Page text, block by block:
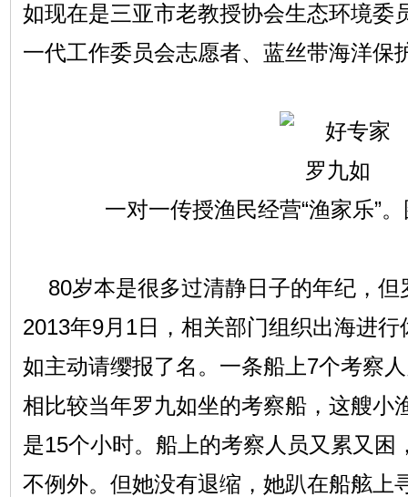
如现在是三亚市老教授协会生态环境委
一代工作委员会志愿者、蓝丝带海洋保
一对一传授渔民经营“渔家乐”
80岁本是很多过清静日子的年纪，但
2013年9月1日，相关部门组织出海进
如主动请缨报了名。一条船上7个考察
相比较当年罗九如坐的考察船，这艘小
是15个小时。船上的考察人员又累又困
不例外。但她没有退缩，她趴在船舷上